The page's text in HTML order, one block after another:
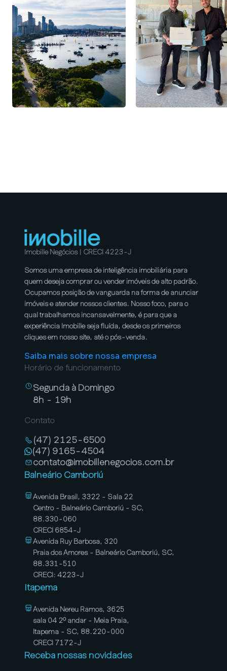
Imobille Negócios | CRECI 4223-J
Somos uma empresa de inteligência imobiliária para
quem deseja comprar ou vender imóveis de alto padrão.
Ocupamos posição de vanguarda na forma de anunciar
imóveis e atender nossos clientes. Nosso foco, para o
qual trabalhamos incansavelmente, é para que a
experiência Imobille seja fluída, desde os primeiros
cliques em nosso site, até o pós-venda.
Saiba mais sobre nossa empresa
Horário de funcionamento
Segunda à Domingo
8h - 19h
Contato
(47) 2125-6500
(47) 9165-4504
contato@imobillenegocios.com.br
Balneário Camboriú
Avenida Brasil, 3322 - Sala 22
Centro - Balneário Camboriú - SC,
88.330-060
CRECI 6854-J
Avenida Ruy Barbosa, 320
Praia dos Amores - Balneário Camboriú, SC,
88.331-510
CRECI: 4223-J
Itapema
Avenida Nereu Ramos, 3625
sala 04 2º andar - Meia Praia,
Itapema - SC, 88.220-000
CRECI 7172-J
Receba nossas novidades